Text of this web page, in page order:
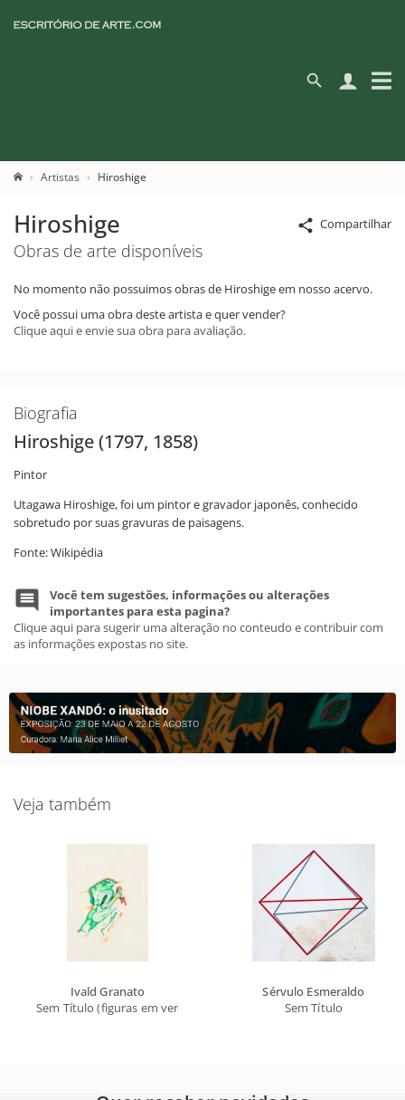
Artistas Hiroshige
Compartilhar
Hiroshige
Obras de arte disponíveis
No momento não possuimos obras de Hiroshige em nosso acervo.
Você possui uma obra deste artista e quer vender?
Clique aqui e envie sua obra para avaliação.
Biografia
Hiroshige (1797, 1858)
Pintor
Utagawa Hiroshige, foi um pintor e gravador japonês, conhecido
sobretudo por suas gravuras de paisagens.
Fonte: Wikipédia
Você tem sugestões, informações ou alterações
importantes para esta pagina?
Clique aqui para sugerir uma alteração no conteudo e contribuir com
as informações expostas no site.
Veja também
Ivald Granato
Sem Título (figuras em verde)
Sérvulo Esmeraldo
Sem Título